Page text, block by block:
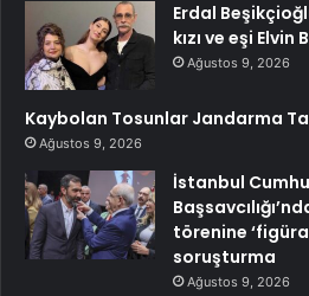
Erdal
kızı ve eşi
Ağustos 9, 2026
Kaybolan Tosunlar Jandarma
Ağustos 9, 2026
İstanbul
törenine
soruşturma
Ağustos 9, 2026